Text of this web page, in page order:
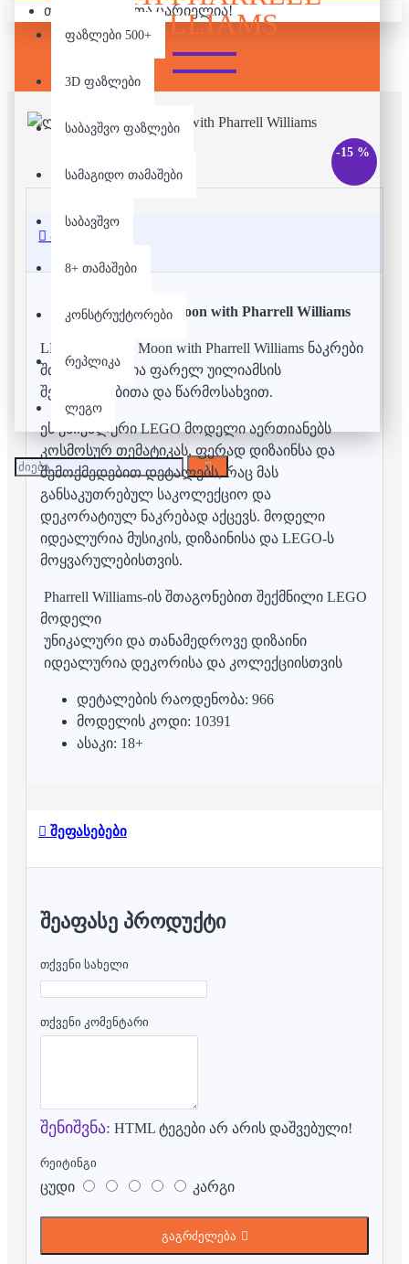
ფაზლები 500+
3D ფაზლები
საბავშვო ფაზლები
სამაგიდო თამაშები
საბავშვო
8+ თამაშები
კონსტრუქტორები
რეპლიკა
ლეგო
თქვენი კალათა ცარიელია!
WILLIAMS
-15 %
აღწერა
ლეგო - Over the Moon with Pharrell Williams
LEGO Over the Moon with Pharrell Williams ნაკრები
შთაგონებულია ფარელ უილიამსის
შემოქმედებითა და წარმოსახვით.
ეს უნიკალური LEGO მოდელი აერთიანებს
კოსმოსურ თემატიკას, ფერად დიზაინსა და
შემოქმედებით დეტალებს, რაც მას
განსაკუთრებულ საკოლექციო და
დეკორატიულ ნაკრებად აქცევს. მოდელი
იდეალურია მუსიკის, დიზაინისა და LEGO-ს
მოყვარულებისთვის.
Pharrell Williams-ის შთაგონებით შექმნილი LEGO
მოდელი
უნიკალური და თანამედროვე დიზაინი
იდეალურია დეკორისა და კოლექციისთვის
დეტალების რაოდენობა: 966
მოდელის კოდი: 10391
ასაკი: 18+
შეფასებები
ᲨᲔᲐᲤᲐᲡᲔ ᲞᲠᲝᲓᲣᲥᲢᲘ
თქვენი სახელი
თქვენი კომენტარი
შენიშვნა: HTML ტეგები არ არის დაშვებული!
რეიტინგი
ცუდი კარგი
გაგრძელება